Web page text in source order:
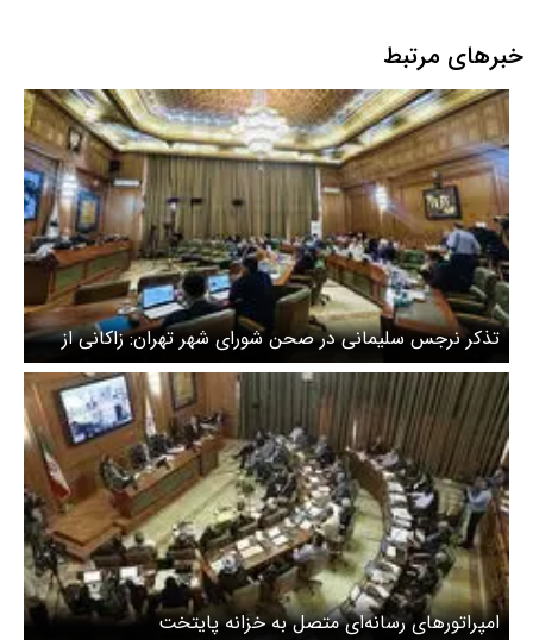
خبرهای مرتبط
تذکر نرجس سلیمانی در صحن شورای شهر تهران: زاکانی از
وعده‌های خود شکست خورد
امپراتورهای رسانه‌ای متصل به خزانه پایتخت